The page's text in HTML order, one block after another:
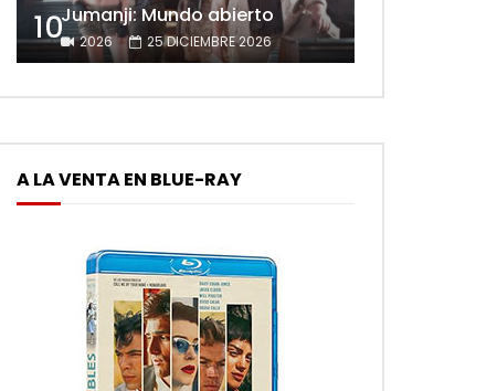
10Jumanji: Mundo abierto
2026 25 DICIEMBRE 2026
A LA VENTA EN BLUE-RAY